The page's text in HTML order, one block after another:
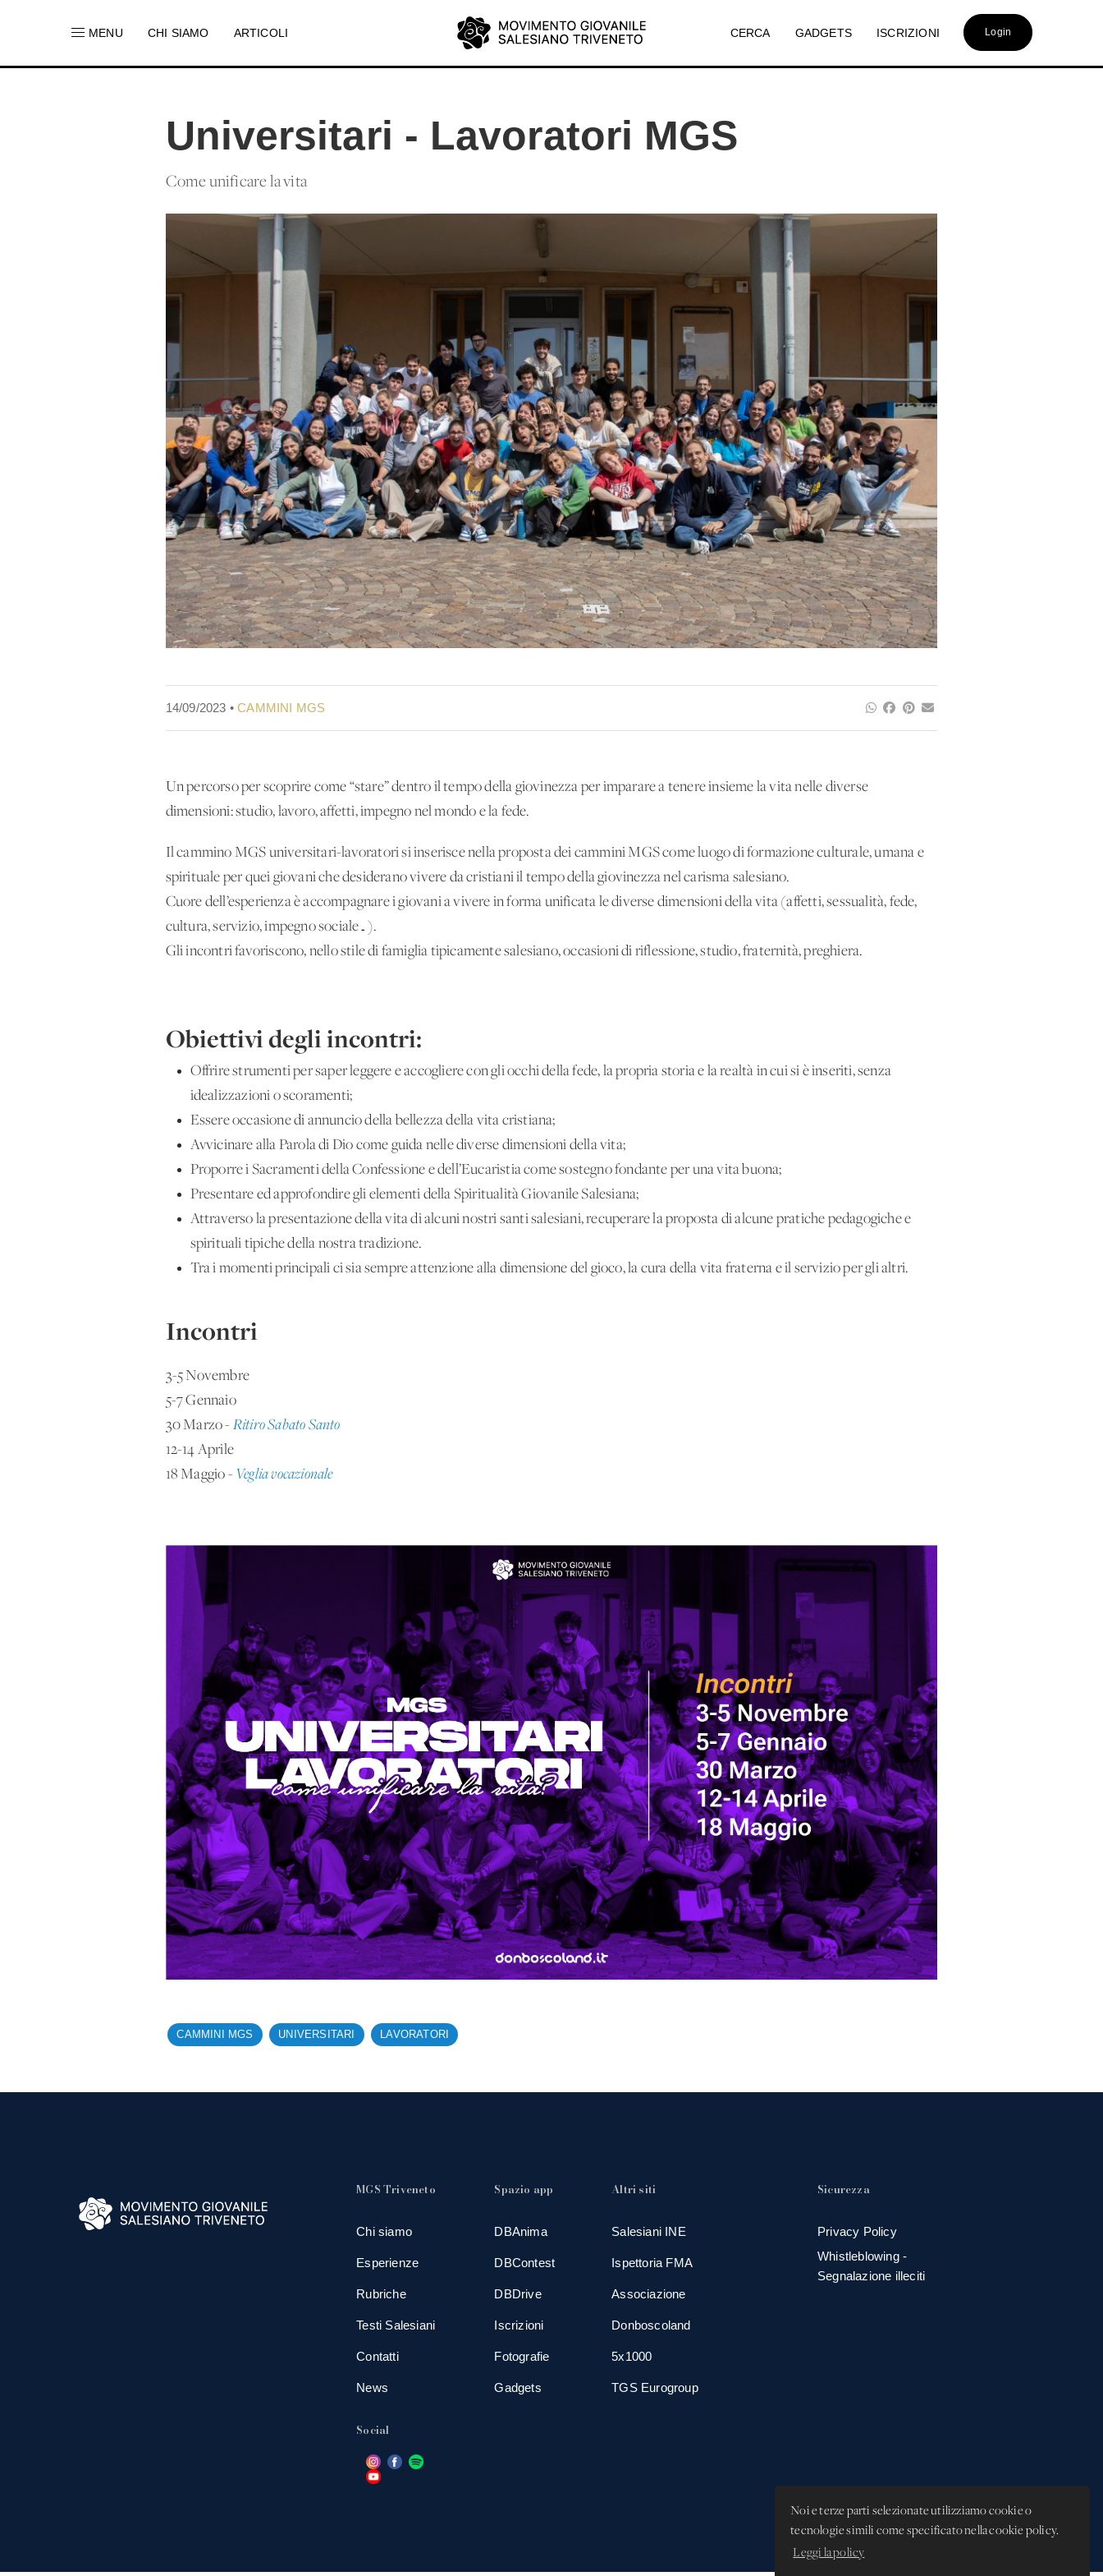
Noi e terze parti selezionate utilizziamo cookie o
tecnologie simili come specificato nella cookie policy.
Leggi la policy
MENU CHI SIAMO ARTICOLI CERCA GADGETS ISCRIZIONI Login
Universitari - Lavoratori MGS
Come unificare la vita
14/09/2023 •CAMMINI MGS
Un percorso per scoprire come “stare” dentro il tempo della giovinezza per imparare a tenere insieme la vita nelle diverse
dimensioni: studio, lavoro, affetti, impegno nel mondo e la fede.
Il cammino MGS universitari-lavoratori si inserisce nella proposta dei cammini MGS come luogo di formazione culturale, umana e
spirituale per quei giovani che desiderano vivere da cristiani il tempo della giovinezza nel carisma salesiano.
Cuore dell’esperienza è accompagnare i giovani a vivere in forma unificata le diverse dimensioni della vita (affetti, sessualità, fede,
cultura, servizio, impegno sociale…).
Gli incontri favoriscono, nello stile di famiglia tipicamente salesiano, occasioni di riflessione, studio, fraternità, preghiera.
Obiettivi degli incontri:
Offrire strumenti per saper leggere e accogliere con gli occhi della fede, la propria storia e la realtà in cui si è inseriti, senza
idealizzazioni o scoramenti;
Essere occasione di annuncio della bellezza della vita cristiana;
Avvicinare alla Parola di Dio come guida nelle diverse dimensioni della vita;
Proporre i Sacramenti della Confessione e dell’Eucaristia come sostegno fondante per una vita buona;
Presentare ed approfondire gli elementi della Spiritualità Giovanile Salesiana;
Attraverso la presentazione della vita di alcuni nostri santi salesiani, recuperare la proposta di alcune pratiche pedagogiche e
spirituali tipiche della nostra tradizione.
Tra i momenti principali ci sia sempre attenzione alla dimensione del gioco, la cura della vita fraterna e il servizio per gli altri.
Incontri
3-5 Novembre
5-7 Gennaio
30 Marzo - Ritiro Sabato Santo
12-14 Aprile
18 Maggio - Veglia vocazionale
CAMMINI MGS UNIVERSITARI LAVORATORI
MGS Triveneto
Chi siamo
Esperienze
Rubriche
Testi Salesiani
Contatti
News
Social
Spazio app
DBAnima
DBContest
DBDrive
Iscrizioni
Fotografie
Gadgets
Altri siti
Salesiani INE
Ispettoria FMA
Associazione
Donboscoland
5x1000
TGS Eurogroup
Sicurezza
Privacy Policy
Whistleblowing -
Segnalazione illeciti